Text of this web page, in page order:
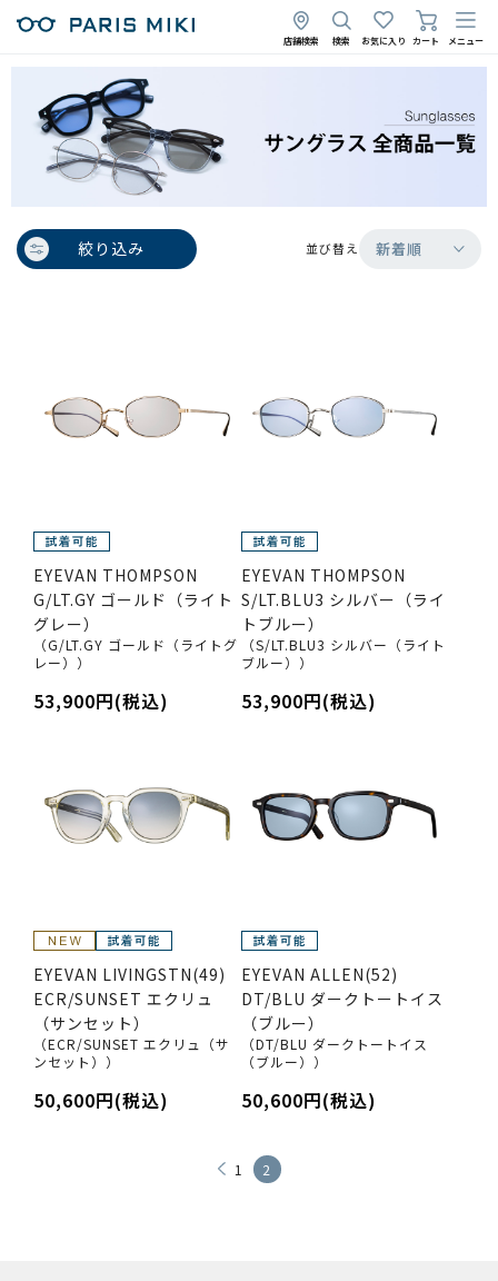
店舗検索 検索 お気に入り カート メニュー
絞り込み 並び替え 新着順
EYEVAN THOMPSON
G/LT.GY ゴールド（ライト
グレー）
（G/LT.GY ゴールド（ライトグ
レー））
53,900円(税込)
EYEVAN THOMPSON
S/LT.BLU3 シルバー（ライ
トブルー）
（S/LT.BLU3 シルバー（ライト
ブルー））
53,900円(税込)
EYEVAN LIVINGSTN(49)
ECR/SUNSET エクリュ
（サンセット）
（ECR/SUNSET エクリュ（サ
ンセット））
50,600円(税込)
EYEVAN ALLEN(52)
DT/BLU ダークトートイス
（ブルー）
（DT/BLU ダークトートイス
（ブルー））
50,600円(税込)
1 2